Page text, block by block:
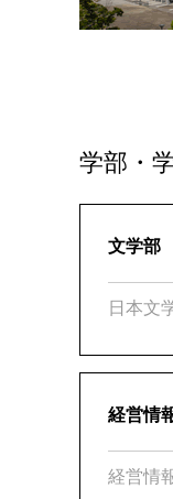
学部・
文学部
日本文
経営情
経営情